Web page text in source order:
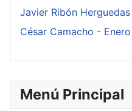
Menú Principal
Javier Ribón
César Camacho -